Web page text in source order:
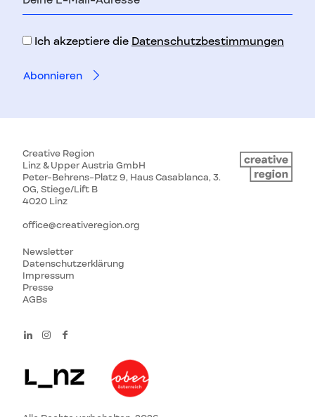
Mail-
Ich akzeptiere die Datenschutzbestimmungen
Creative Region
Linz & Upper Austria GmbH
Peter-Behrens-Platz 9, Haus Casablanca, 3.
OG, Stiege/Lift B
4020 Linz
office@creativeregion.org
Newsletter
Datenschutzerklärung
Impressum
Presse
AGBs